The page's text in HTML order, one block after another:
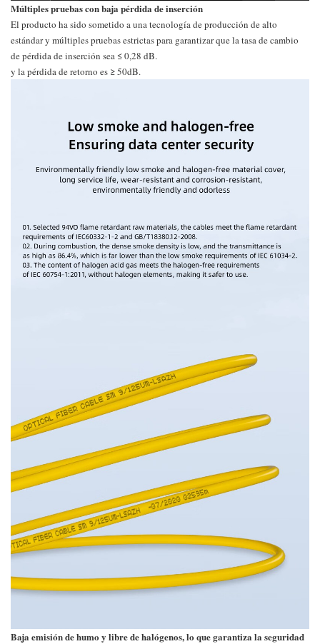
Múltiples pruebas con baja pérdida de inserción
El producto ha sido sometido a una tecnología de producción de alto
estándar y múltiples pruebas estrictas para garantizar que la tasa de cambio
de pérdida de inserción sea ≤ 0,28 dB.
y la pérdida de retorno es ≥ 50dB.
Baja emisión de humo y libre de halógenos, lo que garantiza la seguridad